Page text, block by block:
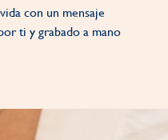
con un mensaje
ti y grabado a mano